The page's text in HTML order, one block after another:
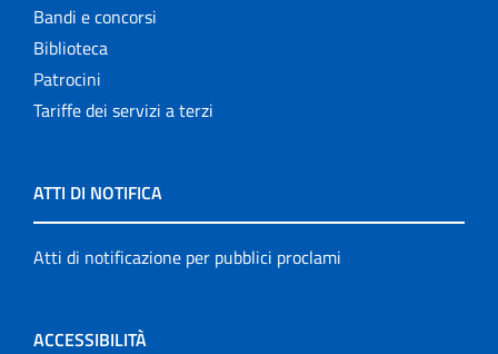
Bandi e concorsi
Biblioteca
Patrocini
Tariffe dei servizi a terzi
ATTI DI NOTIFICA
Atti di notificazione per pubblici proclami
ACCESSIBILITÀ